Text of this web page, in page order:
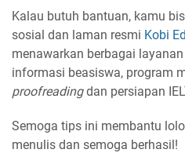
Kalau butuh bantuan, kamu
sosial dan laman resmi Kobi
menawarkan berbagai
informasi beasiswa, program
proofreadingdan persiapan
Semoga tips ini membantu
menulis dan semoga berhasil!